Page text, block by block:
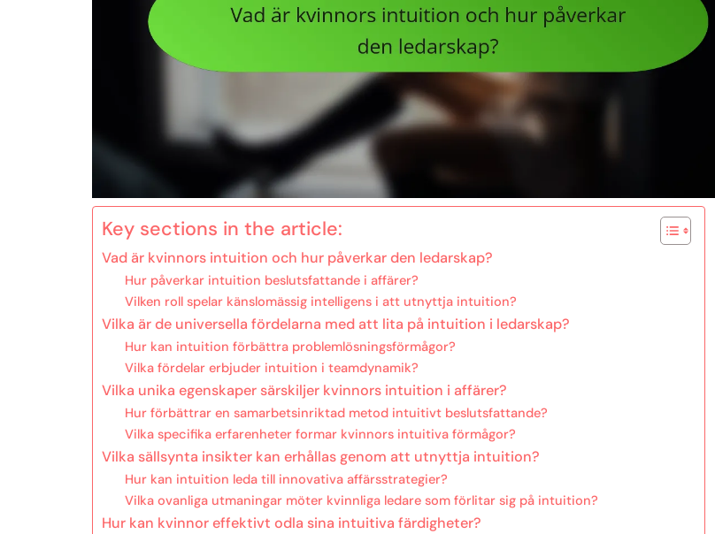
Key sections in the article:
Vad är kvinnors intuition och hur påverkar den ledarskap?
Hur påverkar intuition beslutsfattande i affärer?
Vilken roll spelar känslomässig intelligens i att utnyttja intuition?
Vilka är de universella fördelarna med att lita på intuition i ledarskap?
Hur kan intuition förbättra problemlösningsförmågor?
Vilka fördelar erbjuder intuition i teamdynamik?
Vilka unika egenskaper särskiljer kvinnors intuition i affärer?
Hur förbättrar en samarbetsinriktad metod intuitivt beslutsfattande?
Vilka specifika erfarenheter formar kvinnors intuitiva förmågor?
Vilka sällsynta insikter kan erhållas genom att utnyttja intuition?
Hur kan intuition leda till innovativa affärsstrategier?
Vilka ovanliga utmaningar möter kvinnliga ledare som förlitar sig på intuition?
Hur kan kvinnor effektivt odla sina intuitiva färdigheter?